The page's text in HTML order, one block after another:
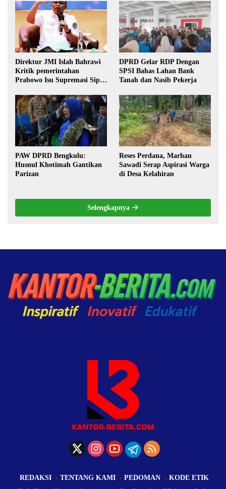
Direktur JMI Islah Bahrawi
Kritik pemerintahan
Prabowo Isu Supremasi Sipil,
Pilkada oleh DPRD
DPRD Gelar RDP Dengan
SPSI Bahas Lahan Bank
Tanah dan Nasib Pekerja
PAW DPRD Bengkulu:
Husnul Khotimah Gantikan
Parizan
Reses Perdana, Marhan
Sawadi Serap Aspirasi Warga
di Desa Kelahiran
Selengkapnya
REDAKSI TENTANG KAMI PEDOMAN
KODE ETIK